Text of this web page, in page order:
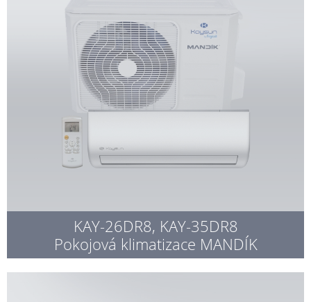
KAY-26DR8, KAY-35DR8
Pokojová klimatizace MANDÍK